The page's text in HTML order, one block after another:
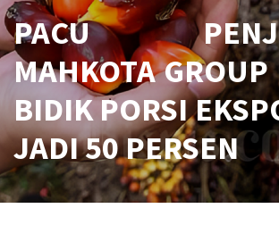
PACU
MAHKOTA
BIDIK PORSI
JADI 50 PERSEN